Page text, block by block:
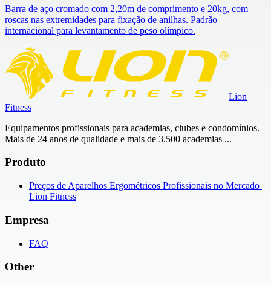
Barra de aço cromado com 2,20m de comprimento e 20kg, com
roscas nas extremidades para fixação de anilhas. Padrão
internacional para levantamento de peso olímpico.
Lion
Fitness
Equipamentos profissionais para academias, clubes e condomínios.
Mais de 24 anos de qualidade e mais de 3.500 academias ...
Produto
Preços de Aparelhos Ergométricos Profissionais no Mercado |
Lion Fitness
Empresa
FAQ
Other